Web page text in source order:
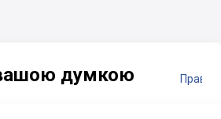
думкою